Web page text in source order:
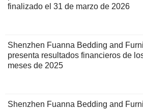
finalizado el 31 de marzo de 2026
Shenzhen Fuanna Bedding and
presenta resultados financieros de
meses de 2025
Shenzhen Fuanna Bedding and